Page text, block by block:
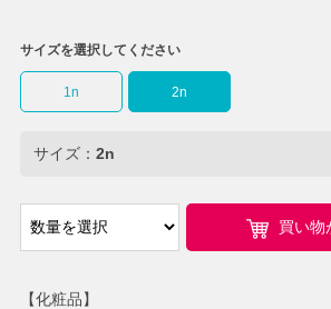
【化粧品】
サイズを選択してください
1n 2n
サイズ： 2n
買い物